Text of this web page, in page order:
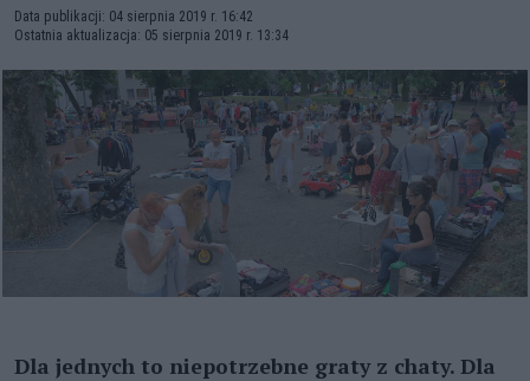
Data publikacji: 04 sierpnia 2019 r. 16:42
Ostatnia aktualizacja: 05 sierpnia 2019 r. 13:34
Dla jednych to niepotrzebne graty z chaty. Dla